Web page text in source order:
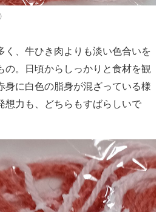
、牛ひき肉よりも淡い色合いを
の。日頃からしっかりと食材を観
身に白色の脂身が混ざっている様
想力も、どちらもすばらしいで